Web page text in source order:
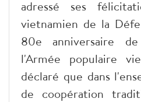
adressé ses
vietnamien de la
80e anniversaire
l'Armée populaire
déclaré que dans
de coopération